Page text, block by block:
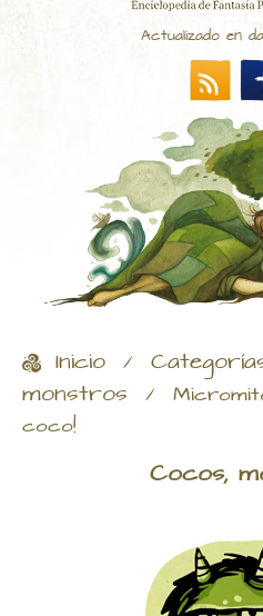
Actualizado en
Inicio /
monstros /
coco!
Cocos,